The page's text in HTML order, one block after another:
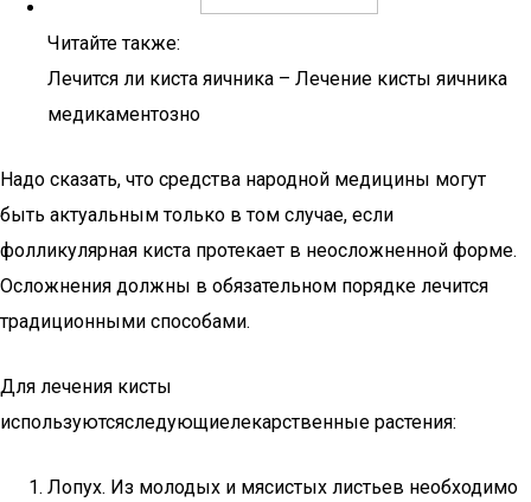
Читайте также:
Лечится ли киста яичника – Лечение кисты яичника
медикаментозно
Надо сказать, что средства народной медицины могут
быть актуальным только в том случае, если
фолликулярная киста протекает в неосложненной форме.
Осложнения должны в обязательном порядке лечится
традиционными способами.
Для лечения кисты
используютсяследующиелекарственные растения:
Лопух. Из молодых и мясистых листьев необходимо